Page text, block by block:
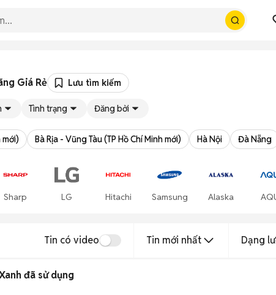
Giá Rẻ Lưu tìm kiếm
Tình trạng Đăng bởi
mới) Bà Rịa - Vũng Tàu (TP Hồ Chí Minh mới) Hà Nội Đà Nẵng
Sharp LG Hitachi Samsung Alaska
Tin có video Tin mới nhất Dạng
đã sử dụng